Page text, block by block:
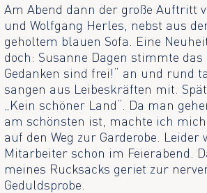
Am Abend dann der große Auftritt
und Wolfgang Herles, nebst aus
geholtem blauen Sofa. Eine
doch: Susanne Dagen stimmte das
Gedanken sind frei!“ an und rund
sangen aus Leibeskräften mit.
„Kein schöner Land“. Da man
am schönsten ist, machte ich
auf den Weg zur Garderobe. Leider
Mitarbeiter schon im Feierabend.
meines Rucksacks geriet zur
Geduldsprobe.